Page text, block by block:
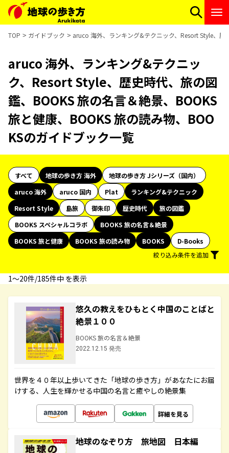
TOP ガイドブック aruco 海外、ランキング&テクニック、Resort Style、歴
aruco 海外、ランキング&テクニッ
ク、Resort Style、歴史時代、旅の図
鑑、BOOKS 旅の名言＆絶景、BOOKS
旅と健康、BOOKS 旅の読み物、BOO
KSのガイドブック一覧
すべて 地球の歩き方 海外
地球の歩き方 Jシリーズ（国内）
aruco 海外
aruco 国内 Plat
ランキング&テクニック
Resort Style
島旅 御朱印 歴史時代
旅の図鑑
BOOKS スペシャルコラボ
BOOKS 旅の名言＆絶景
BOOKS 旅と健康
BOOKS 旅の読み物 BOOKS
D-Books
絞り込み条件を追加
1〜20件/185件中 を表示
悠久の教えをひもとく中国のことばと
絶景１００
BOOKS 旅の名言＆絶景
2022.12.15 発売
世界を４０年以上歩いてきた「地球の歩き方」があなたにお届
けする、人生を輝かせる中国の名言と癒やしの絶景集
詳細を見る
地球のなぞり方 旅地図 日本編